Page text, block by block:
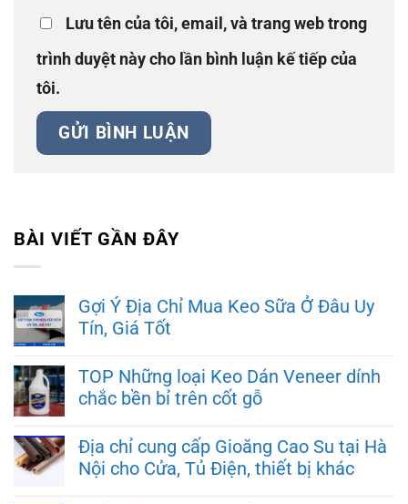
Lưu tên của tôi, email, và trang web trong
trình duyệt này cho lần bình luận kế tiếp của
tôi.
BÀI VIẾT GẦN ĐÂY
Gợi Ý Địa Chỉ Mua Keo Sữa Ở Đâu Uy
Tín, Giá Tốt
TOP Những loại Keo Dán Veneer dính
chắc bền bỉ trên cốt gỗ
Địa chỉ cung cấp Gioăng Cao Su tại Hà
Nội cho Cửa, Tủ Điện, thiết bị khác